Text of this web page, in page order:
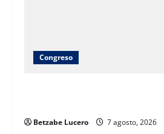
Congreso
Betzabe Lucero 7 agosto, 2026